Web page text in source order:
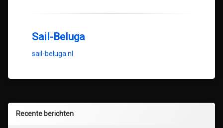
Sail-Beluga
sail-beluga.nl
Recente berichten